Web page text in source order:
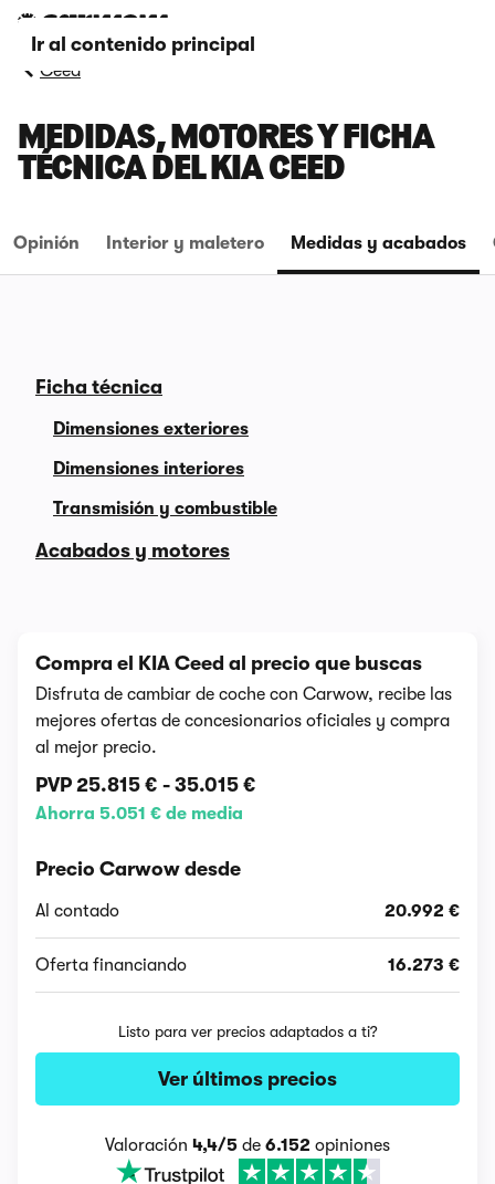
Ir al contenido principal
Ceed
MEDIDAS, MOTORES Y FICHA
TÉCNICA DEL KIA CEED
Opinión Interior y maletero Medidas y acabados
Ficha técnica
Dimensiones exteriores
Dimensiones interiores
Transmisión y combustible
Acabados y motores
Compra el KIA Ceed al precio que buscas
Disfruta de cambiar de coche con Carwow, recibe las
mejores ofertas de concesionarios oficiales y compra
al mejor precio.
PVP 25.815 € - 35.015 €
Ahorra 5.051 € de media
Precio Carwow desde
Al contado 20.992 €
Oferta financiando 16.273 €
Listo para ver precios adaptados a ti?
Ver últimos precios
Valoración 4,4/5 de 6.152 opiniones